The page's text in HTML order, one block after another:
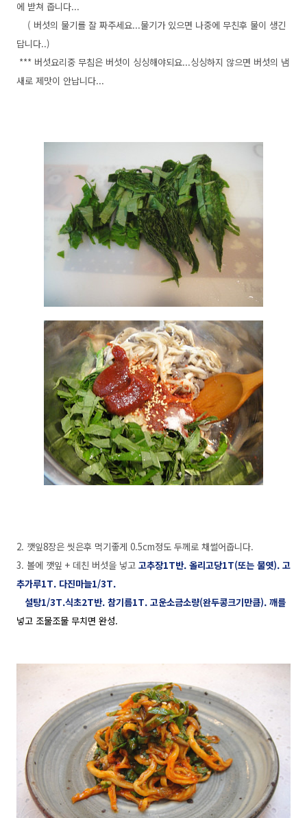
에 받쳐 줍니다...
( 버섯의 물기를 잘 짜주세요...물기가 있으면 나중에 무친후 물이 생긴
답니다..)
*** 버섯요리중 무침은 버섯이 싱싱해야되요...싱싱하지 않으면 버섯의 냄
새로 제맛이 안납니다...
2. 깻잎8장은 씻은후 먹기좋게 0.5cm정도 두께로 채썰어줍니다.
3. 볼에 깻잎 + 데친 버섯을 넣고 고추장1T반. 올리고당1T(또는 물엿). 고
추가루1T. 다진마늘1/3T.
설탕1/3T.식초2T반. 참기름1T. 고운소금소량(완두콩크기만큼). 깨를
넣고 조물조물 무치면 완성.